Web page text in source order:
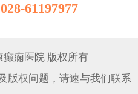
028-61197977
痫医院 版权所有
版权问题，请速与我们联系